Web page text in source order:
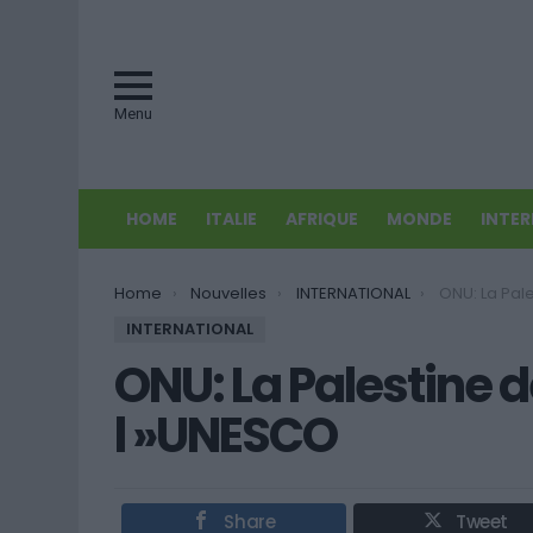
Menu
HOME ITALIE AFRIQUE MONDE
You are here:
Home Nouvelles INTERNATIONAL
ONU: La
INTERNATIONAL
ONU: La
l »UNESCO
Share Tweet